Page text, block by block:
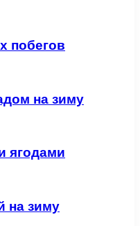
побегов
на зиму
ягодами
на зиму